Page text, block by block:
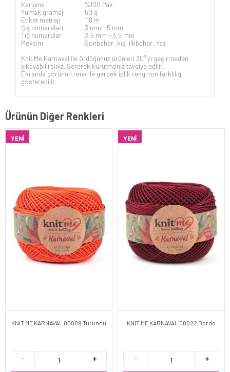
Karışımı
%100 Pak
Yumak gramajı
50 g
Etiket metrajı
118 m
Şiş numaraları
3 mm - 5 mm
Tığ numaralar
2,5 mm - 3,5 mm
Mevsim
Sonbahar, kış, ilkbahar, Yaz
Knit Me Karnaval ile ördüğünüz ürünleri 30° yi geçirmeden
yıkayabilirsiniz. Sererek kurutmanız tavsiye edilir.
Ekranda görünen renk ile gerçek iplik rengi ton farklılığı
gösterebilir.
Ürünün Diğer Renkleri
YENI
KNIT ME KARNAVAL 00009 Turuncu
YENI
KNIT ME KARNAVAL 00022 Bordo